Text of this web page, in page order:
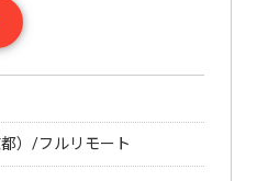
）/フルリモート